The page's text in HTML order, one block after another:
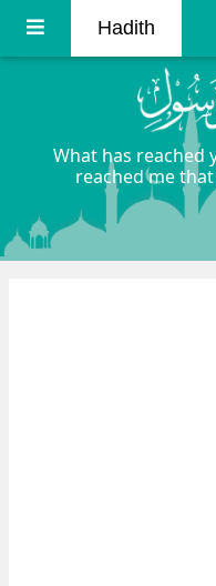
Hadith
What has reached
reached me